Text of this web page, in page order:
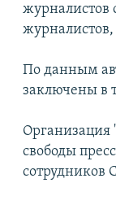
журналистов
По данным
заключены в
Организация
свободы
сотрудников